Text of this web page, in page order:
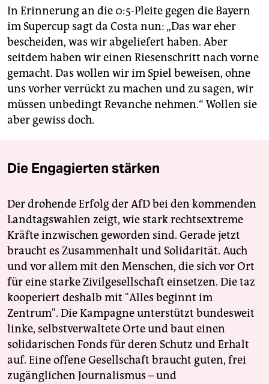
In Erinnerung an die 0:5-Pleite gegen die Bayern
im Supercup sagt da Costa nun: „Das war eher
bescheiden, was wir abgeliefert haben. Aber
seitdem haben wir einen Riesenschritt nach vorne
gemacht. Das wollen wir im Spiel beweisen, ohne
uns vorher verrückt zu machen und zu sagen, wir
müssen unbedingt Revanche nehmen.“ Wollen sie
aber gewiss doch.
Die Engagierten stärken
Der drohende Erfolg der AfD bei den kommenden
Landtagswahlen zeigt, wie stark rechtsextreme
Kräfte inzwischen geworden sind. Gerade jetzt
braucht es Zusammenhalt und Solidarität. Auch
und vor allem mit den Menschen, die sich vor Ort
für eine starke Zivilgesellschaft einsetzen. Die taz
kooperiert deshalb mit "Alles beginnt im
Zentrum". Die Kampagne unterstützt bundesweit
linke, selbstverwaltete Orte und baut einen
solidarischen Fonds für deren Schutz und Erhalt
auf. Eine offene Gesellschaft braucht guten, frei
zugänglichen Journalismus – und